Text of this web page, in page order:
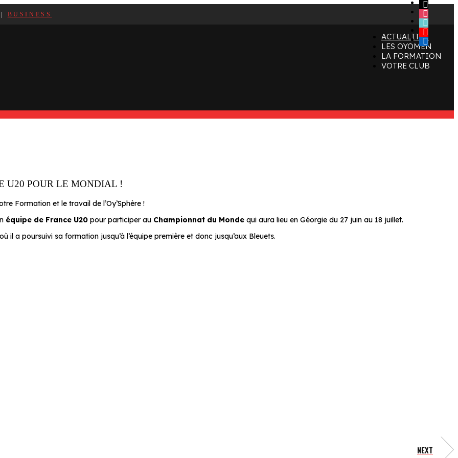
BUSINESS
instagram
tiktok
youtube
linkedin
ACTUALITÉS
LES OYOMEN
LA FORMATION
VOTRE CLUB
U20 POUR LE MONDIAL !
Formation et le travail de l’Oy’Sphère !
équipe de France U20 pour participer au Championnat du Monde qui aura lieu en Géorgie du 27 juin au 18 juillet.
a poursuivi sa formation jusqu’à l’équipe première et donc jusqu’aux Bleuets.
NEXT